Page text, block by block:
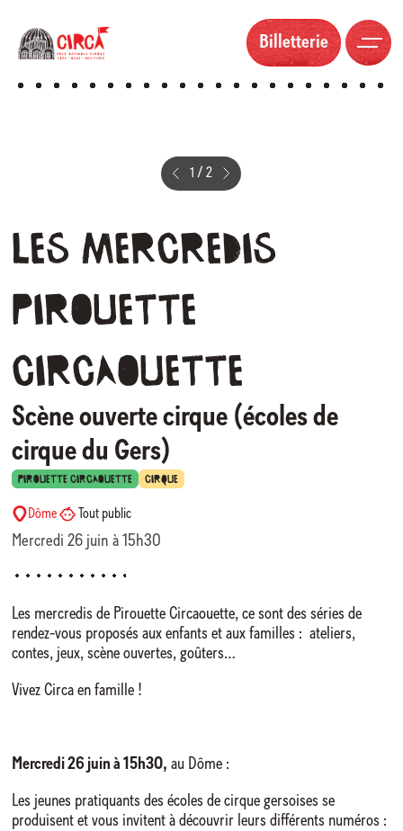
Billetterie
1 /2
Les mercredis
Pirouette
Circaouette
Scène ouverte cirque (écoles de
cirque du Gers)
PIROUETTE CIRCAOUETTE CIRQUE
Dôme Tout public
Mercredi 26 juin à 15h30
Les mercredis de Pirouette Circaouette, ce sont des séries de
rendez-vous proposés aux enfants et aux familles : ateliers,
contes, jeux, scène ouvertes, goûters…
Vivez Circa en famille !
Mercredi 26 juin à 15h30, au Dôme :
Les jeunes pratiquants des écoles de cirque gersoises se
produisent et vous invitent à découvrir leurs différents numéros :